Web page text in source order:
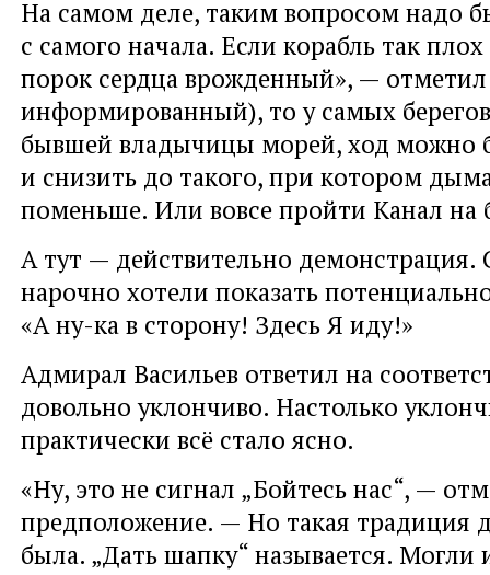
На самом деле, таким вопросом надо
с самого начала. Если корабль так
порок сердца врожденный», —
информированный), то у самых
бывшей владычицы морей, ход можно
и снизить до такого, при котором
поменьше. Или вовсе пройти Канал на
А тут — действительно демонстрация.
нарочно хотели показать
«А ну-ка в сторону! Здесь Я иду!»
Адмирал Васильев ответил на
довольно уклончиво. Настолько
практически всё стало ясно.
«Ну, это не сигнал „Бойтесь нас“, —
предположение. — Но такая традиция
была. „Дать шапку“ называется. Могли